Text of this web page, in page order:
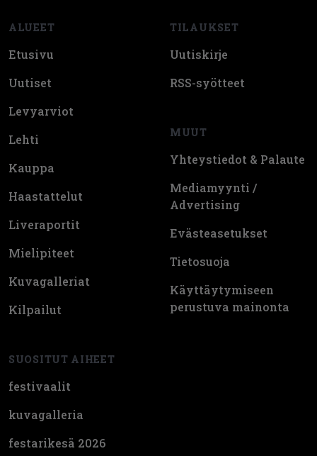
ALUEET
Etusivu
Uutiset
Levyarviot
Lehti
Kauppa
Haastattelut
Liveraportit
Mielipiteet
Kuvagalleriat
Kilpailut
SUOSITUT AIHEET
festivaalit
kuvagalleria
festarikesä 2026
TILAUKSET
Uutiskirje
RSS-syötteet
MUUT
Yhteystiedot & Palaute
Mediamyynti /
Advertising
Evästeasetukset
Tietosuoja
Käyttäytymiseen
perustuva mainonta